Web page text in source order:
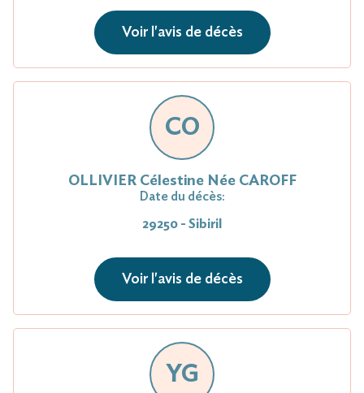
Voir l'avis de décès
CO
OLLIVIER Célestine Née CAROFF
Date du décès:
29250 - Sibiril
Voir l'avis de décès
YG